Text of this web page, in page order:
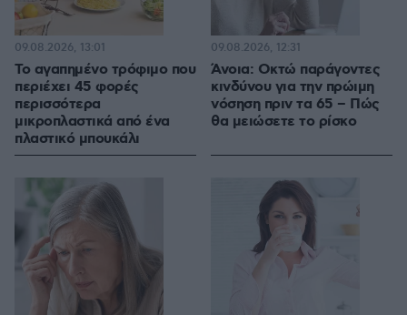
Το αγαπημένο τρόφιμο που
περιέχει 45 φορές
περισσότερα
μικροπλαστικά από ένα
πλαστικό μπουκάλι
09.08.2026, 13:01
Άνοια: Οκτώ παράγοντες
κινδύνου για την πρώιμη
νόσηση πριν τα 65 – Πώς
θα μειώσετε το ρίσκο
09.08.2026, 12:31